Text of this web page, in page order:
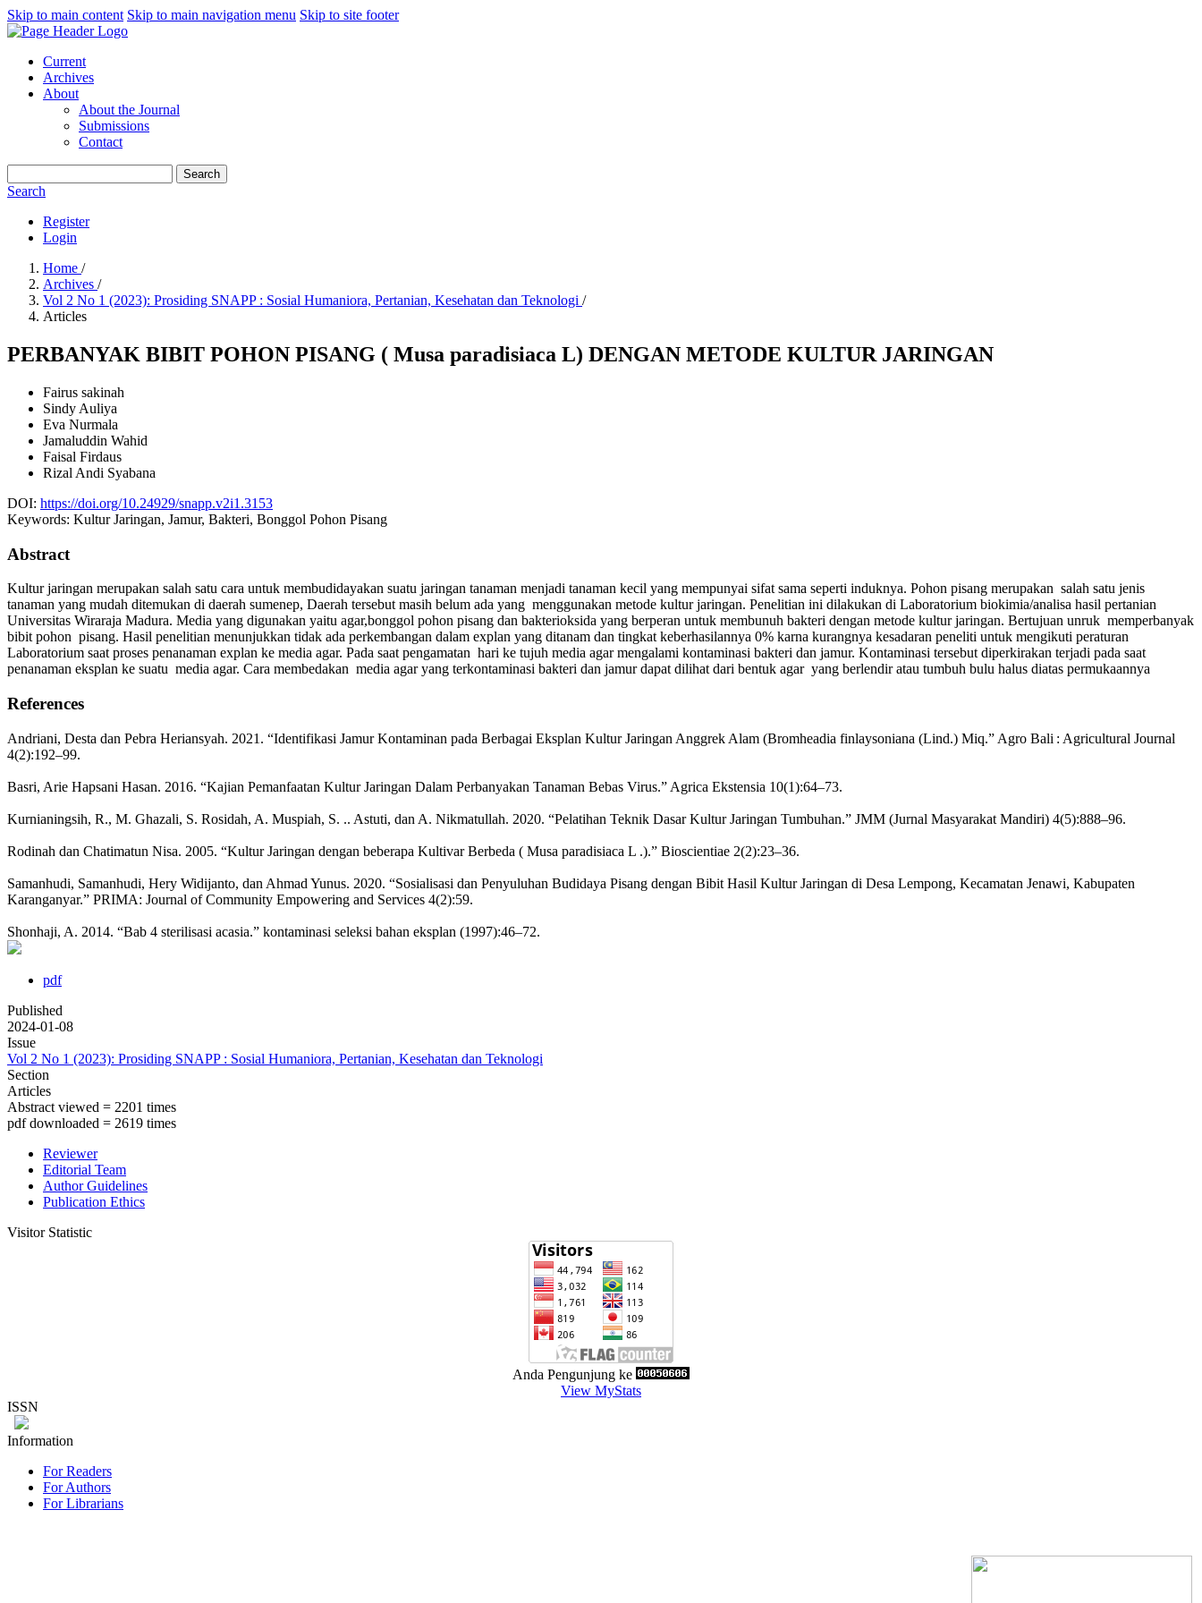
Skip to main content Skip to main navigation menu Skip to site footer
Current
Archives
About
About the Journal
Submissions
Contact
Search
Search
Register
Login
Home /
Archives /
Vol 2 No 1 (2023): Prosiding SNAPP : Sosial Humaniora, Pertanian, Kesehatan dan Teknologi /
Articles
PERBANYAK BIBIT POHON PISANG ( Musa paradisiaca L) DENGAN METODE KULTUR JARINGAN
Fairus sakinah
Sindy Auliya
Eva Nurmala
Jamaluddin Wahid
Faisal Firdaus
Rizal Andi Syabana
DOI: https://doi.org/10.24929/snapp.v2i1.3153
Keywords: Kultur Jaringan, Jamur, Bakteri, Bonggol Pohon Pisang
Abstract
Kultur jaringan merupakan salah satu cara untuk membudidayakan suatu jaringan tanaman menjadi tanaman kecil yang mempunyai sifat sama seperti induknya. Pohon pisang merupakan salah satu jenis
tanaman yang mudah ditemukan di daerah sumenep, Daerah tersebut masih belum ada yang menggunakan metode kultur jaringan. Penelitian ini dilakukan di Laboratorium biokimia/analisa hasil pertanian
Universitas Wiraraja Madura. Media yang digunakan yaitu agar,bonggol pohon pisang dan bakterioksida yang berperan untuk membunuh bakteri dengan metode kultur jaringan. Bertujuan unruk memperbanyak
bibit pohon pisang. Hasil penelitian menunjukkan tidak ada perkembangan dalam explan yang ditanam dan tingkat keberhasilannya 0% karna kurangnya kesadaran peneliti untuk mengikuti peraturan
Laboratorium saat proses penanaman explan ke media agar. Pada saat pengamatan hari ke tujuh media agar mengalami kontaminasi bakteri dan jamur. Kontaminasi tersebut diperkirakan terjadi pada saat
penanaman eksplan ke suatu media agar. Cara membedakan media agar yang terkontaminasi bakteri dan jamur dapat dilihat dari bentuk agar yang berlendir atau tumbuh bulu halus diatas permukaannya
References
Andriani, Desta dan Pebra Heriansyah. 2021. “Identifikasi Jamur Kontaminan pada Berbagai Eksplan Kultur Jaringan Anggrek Alam (Bromheadia finlaysoniana (Lind.) Miq.” Agro Bali : Agricultural Journal
4(2):192–99.
Basri, Arie Hapsani Hasan. 2016. “Kajian Pemanfaatan Kultur Jaringan Dalam Perbanyakan Tanaman Bebas Virus.” Agrica Ekstensia 10(1):64–73.
Kurnianingsih, R., M. Ghazali, S. Rosidah, A. Muspiah, S. .. Astuti, dan A. Nikmatullah. 2020. “Pelatihan Teknik Dasar Kultur Jaringan Tumbuhan.” JMM (Jurnal Masyarakat Mandiri) 4(5):888–96.
Rodinah dan Chatimatun Nisa. 2005. “Kultur Jaringan dengan beberapa Kultivar Berbeda ( Musa paradisiaca L .).” Bioscientiae 2(2):23–36.
Samanhudi, Samanhudi, Hery Widijanto, dan Ahmad Yunus. 2020. “Sosialisasi dan Penyuluhan Budidaya Pisang dengan Bibit Hasil Kultur Jaringan di Desa Lempong, Kecamatan Jenawi, Kabupaten
Karanganyar.” PRIMA: Journal of Community Empowering and Services 4(2):59.
Shonhaji, A. 2014. “Bab 4 sterilisasi acasia.” kontaminasi seleksi bahan eksplan (1997):46–72.
pdf
Published
2024-01-08
Issue
Vol 2 No 1 (2023): Prosiding SNAPP : Sosial Humaniora, Pertanian, Kesehatan dan Teknologi
Section
Articles
Abstract viewed = 2201 times
pdf downloaded = 2619 times
Reviewer
Editorial Team
Author Guidelines
Publication Ethics
Visitor Statistic
Anda Pengunjung ke
View MyStats
ISSN
Information
For Readers
For Authors
For Librarians